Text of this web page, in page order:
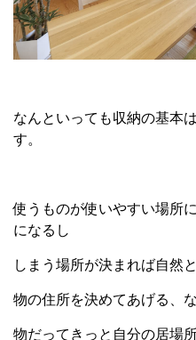
なんといっても収納の基本
す。
使うものが使いやすい場所
になるし
しまう場所が決まれば自然
物の住所を決めてあげる、
物だってきっと自分の居場